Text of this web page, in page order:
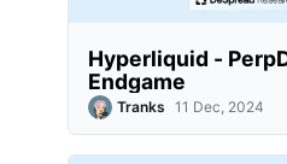
Hyperliquid -
Endgame
Tranks 11 Dec, 2024